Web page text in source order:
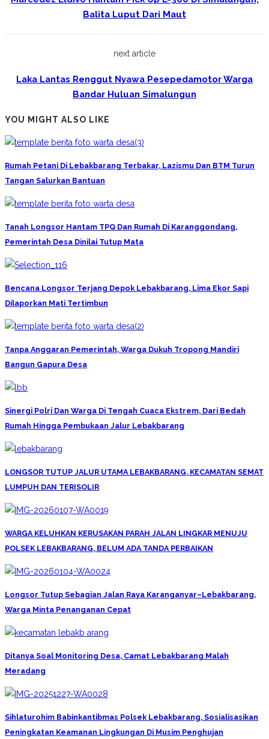
Balita Luput Dari Maut
next article
Laka Lantas Renggut Nyawa Pesepedamotor Warga
Bandar Huluan Simalungun
YOU MIGHT ALSO LIKE
Rumah Petani Di Lebakbarang Terbakar, Lazismu Dan BTM Turun
Tangan Salurkan Bantuan
Tanah Longsor Hantam TPQ Dan Rumah Di Karanggondang,
Pemerintah Desa Dinilai Tutup Mata
Bencana Longsor Terjang Depok Lebakbarang, Lima Ekor Sapi
Dilaporkan Mati Tertimbun
Tanpa Anggaran Pemerintah, Warga Dukuh Tropong Mandiri
Bangun Gapura Desa
Sinergi Polri Dan Warga Di Tengah Cuaca Ekstrem, Dari Bedah
Rumah Hingga Pembukaan Jalur Lebakbarang
LONGSOR TUTUP JALUR UTAMA LEBAKBARANG, KECAMATAN SEMAT
LUMPUH DAN TERISOLIR
WARGA KELUHKAN KERUSAKAN PARAH JALAN LINGKAR MENUJU
POLSEK LEBAKBARANG, BELUM ADA TANDA PERBAIKAN
Longsor Tutup Sebagian Jalan Raya Karanganyar–Lebakbarang,
Warga Minta Penanganan Cepat
Ditanya Soal Monitoring Desa, Camat Lebakbarang Malah
Meradang
Sihlaturohim Babinkantibmas Polsek Lebakbarang, Sosialisasikan
Peningkatan Keamanan Lingkungan Di Musim Penghujan